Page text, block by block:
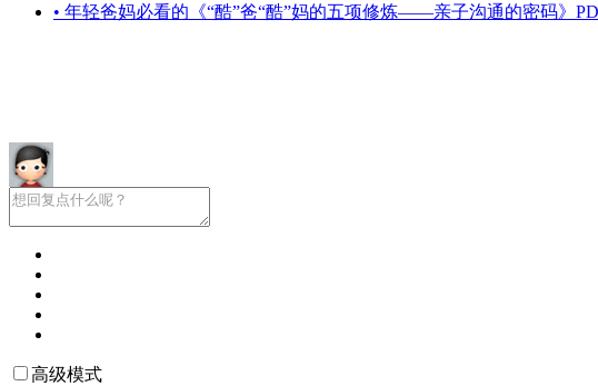
• 年轻爸妈必看的《“酷”爸“酷”妈的五项修炼——亲子沟通的密码》
高级模式